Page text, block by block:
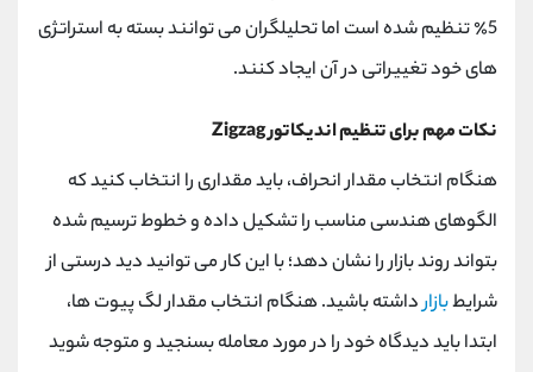
5٪ تنظیم شده است اما تحلیلگران می توانند بسته به استراتژی
های خود تغییراتی در آن ایجاد کنند.
نکات مهم برای تنظیم اندیکاتور Zigzag
هنگام انتخاب مقدار انحراف، باید مقداری را انتخاب کنید که
الگوهای هندسی مناسب را تشکیل داده و خطوط ترسیم شده
بتواند روند بازار را نشان دهد؛ با این کار می توانید دید درستی از
شرایطبازارداشته باشید. هنگام انتخاب مقدار لگ پیوت ها،
ابتدا باید دیدگاه خود را در مورد معامله بسنجید و متوجه شوید